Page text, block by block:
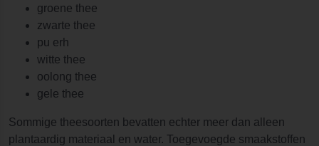
groene thee
zwarte thee
pu erh
witte thee
oolong thee
gele thee
Sommige theesoorten bevatten echter meer dan alleen
plantaardig materiaal en water. Toegevoegde smaakstoffen